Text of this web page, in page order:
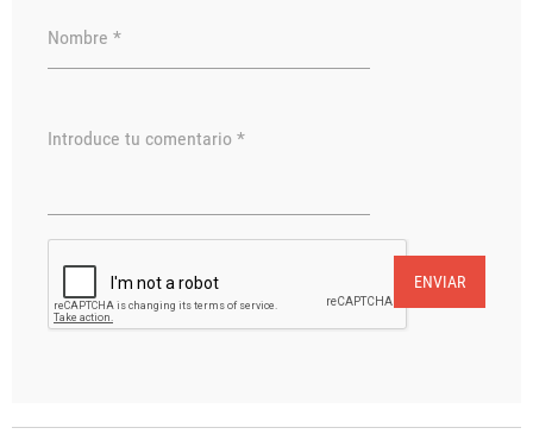
Nombre *
Introduce tu comentario *
ENVIAR